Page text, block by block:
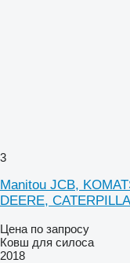
3
Manitou JCB,
DEERE,
Цена по запросу
Ковш для силоса
2018